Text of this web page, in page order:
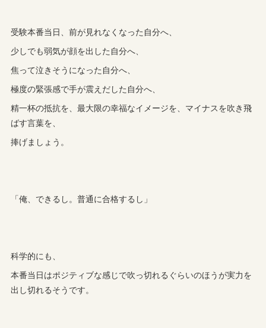
受験本番当日、前が見れなくなった自分へ、
少しでも弱気が顔を出した自分へ、
焦って泣きそうになった自分へ、
極度の緊張感で手が震えだした自分へ、
精一杯の抵抗を、最大限の幸福なイメージを、マイナスを吹き飛
ばす言葉を、
捧げましょう。
「俺、できるし。普通に合格するし」
科学的にも、
本番当日はポジティブな感じで吹っ切れるぐらいのほうが実力を
出し切れるそうです。